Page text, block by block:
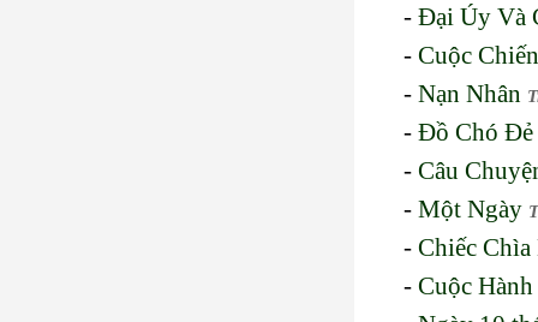
-Đại Úy Và
-Cuộc
-Nạn Nhân
-Đồ Chó Đẻ
-Câu
-Một Ngày
-Chiếc Chìa
-Cuộc